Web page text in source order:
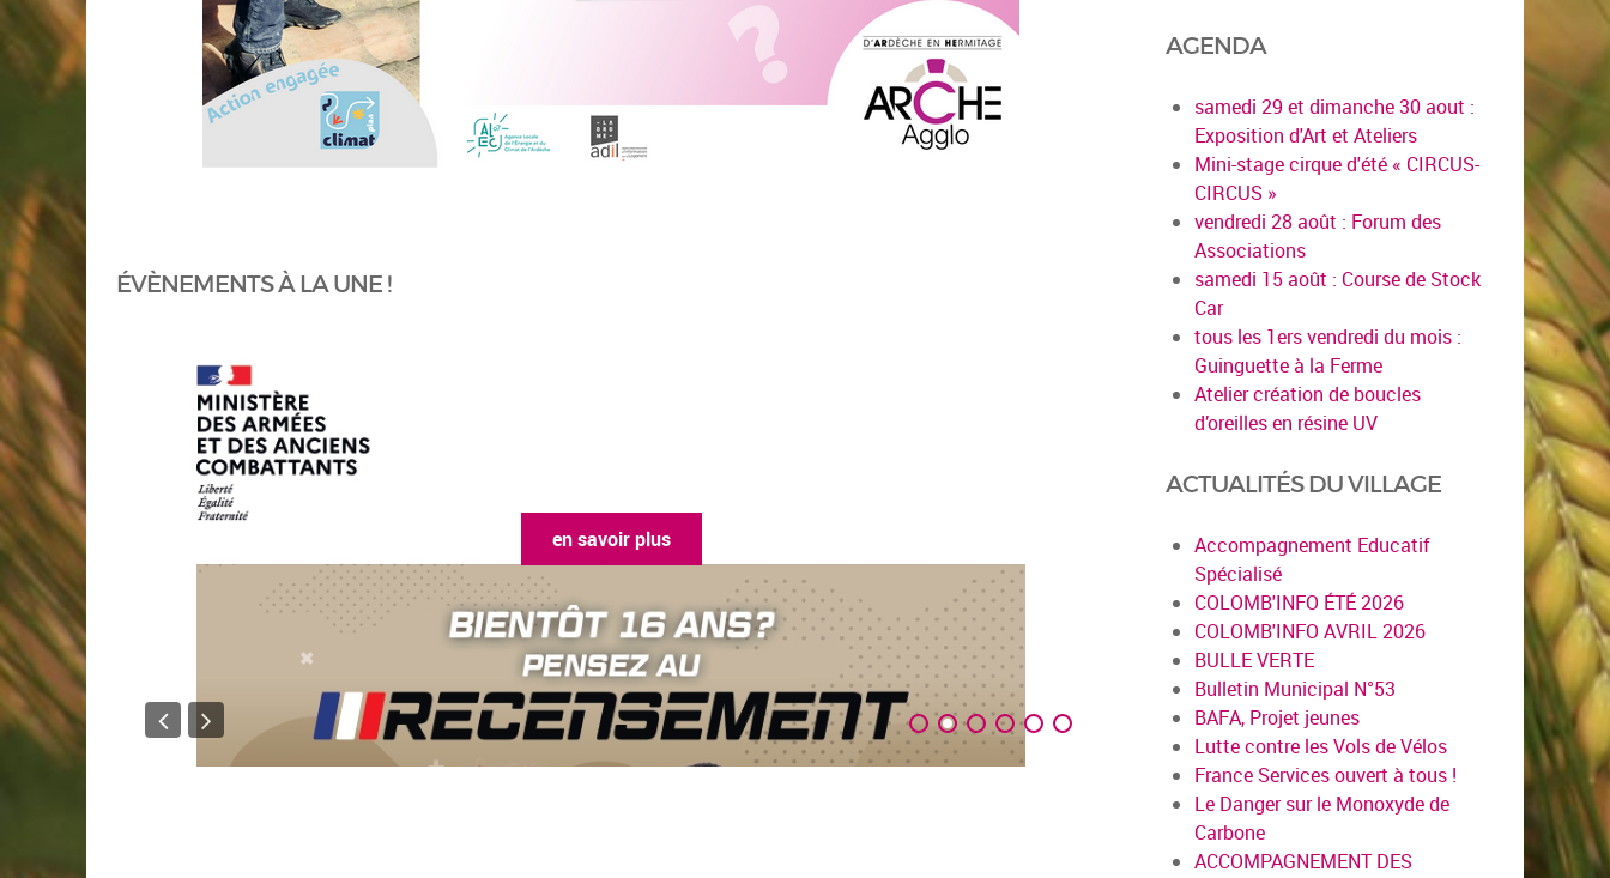
ÉVÈNEMENTS À LA UNE !
AGENDA
samedi 29 et dimanche 30 aout :
Exposition d'Art et Ateliers
Mini-stage cirque d'été « CIRCUS-
CIRCUS »
vendredi 28 août : Forum des
Associations
samedi 15 août : Course de Stock
Car
tous les 1ers vendredi du mois :
Guinguette à la Ferme
Atelier création de boucles
d’oreilles en résine UV
ACTUALITÉS DU VILLAGE
Accompagnement Educatif
Spécialisé
COLOMB'INFO ÉTÉ 2026
COLOMB'INFO AVRIL 2026
BULLE VERTE
Bulletin Municipal N°53
BAFA, Projet jeunes
Lutte contre les Vols de Vélos
France Services ouvert à tous !
Le Danger sur le Monoxyde de
Carbone
ACCOMPAGNEMENT DES